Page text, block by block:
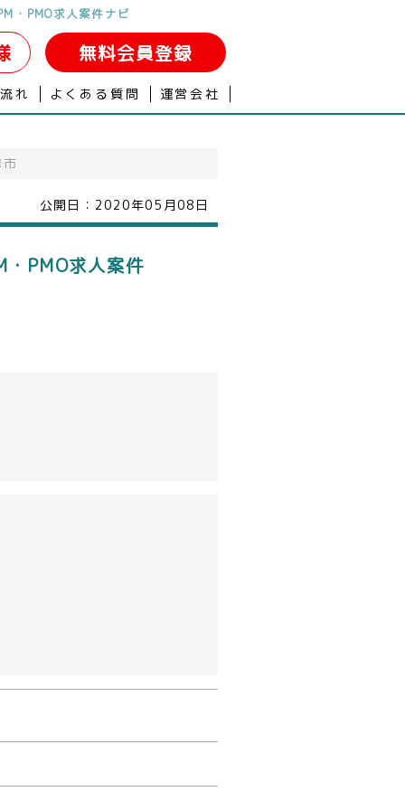
・PMO求人案件ナビ
無料会員登録
れ よくある質問 運営会社
公開日： 2020年05月08日
PMO求人案件